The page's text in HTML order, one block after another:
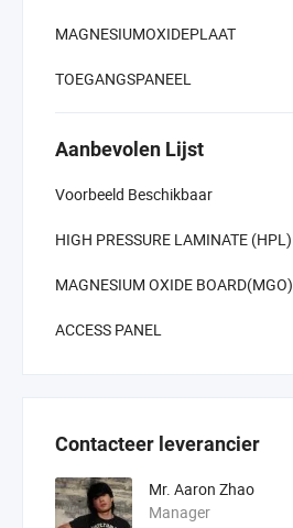
MAGNESIUMOXIDEPLAAT
TOEGANGSPANEEL
Aanbevolen Lijst
Voorbeeld Beschikbaar
HIGH PRESSURE LAMINATE (HPL)
MAGNESIUM OXIDE BOARD(MGO)
ACCESS PANEL
Contacteer leverancier
Mr. Aaron Zhao
Manager